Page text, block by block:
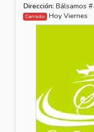
Dirección: Bálsamos
Cerrado Hoy Viernes